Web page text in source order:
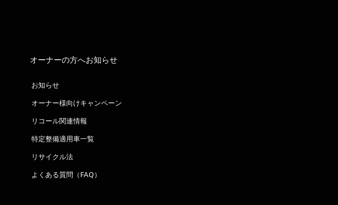
オーナーの方へお知らせ
お知らせ
オーナー様向けキャンペーン
リコール関連情報
特定整備適用車一覧
リサイクル法
よくある質問（FAQ）